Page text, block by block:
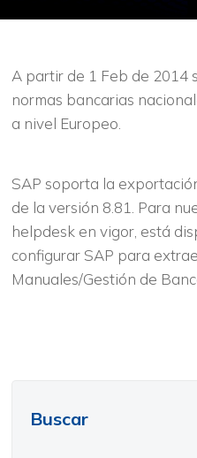
A partir de 1 Feb de 2014
normas bancarias
a nivel Europeo.
SAP soporta la
de la versión 8.81. Para
helpdesk en vigor, está
configurar SAP para
Manuales/Gestión de
Buscar